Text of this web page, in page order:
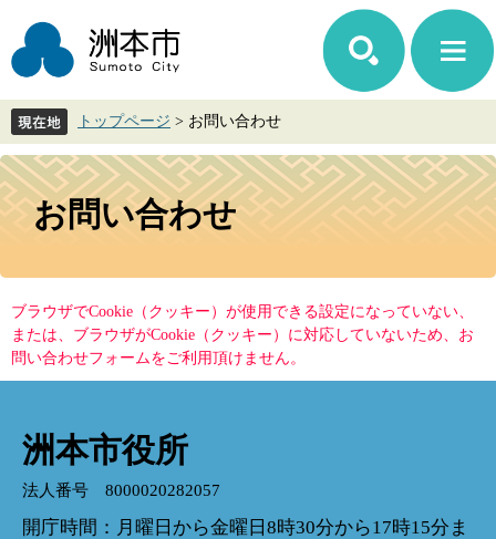
ジ
先
で
す。
ュ
を
ば
し
て
トップページ > お問い合わせ
本
文
お問い合わせ
ブラウザでCookie（クッキー）が使用できる設定になっていない、
または、ブラウザがCookie（クッキー）に対応していないため、お
問い合わせフォームをご利用頂けません。
洲本市役所
法人番号 8000020282057
開庁時間：月曜日から金曜日8時30分から17時15分ま